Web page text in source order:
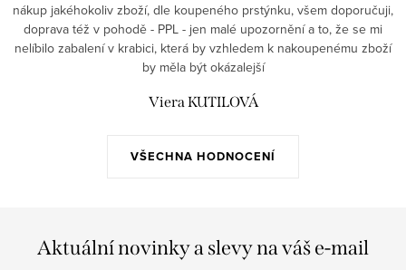
VŠECHNA HODNOCENÍ
nákup jakéhokoliv zboží, dle koupeného prstýnku, všem doporučuji,
doprava též v pohodě - PPL - jen malé upozornění a to, že se mi
nelíbilo zabalení v krabici, která by vzhledem k nakoupenému zboží
by měla být okázalejší
Viera KUTILOVÁ
Aktuální novinky a slevy na váš e-mail